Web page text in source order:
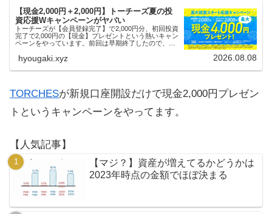
【現金2,000円＋2,000円】トーチーズ夏の投
資応援Wキャンペーンがヤバい
トーチーズが【会員登録完了】で2,000円分、初回投資
完了で2,000円の【現金】プレゼントという熱いキャン
ペーンをやっています。前回は早期終了したので、使
hyougaki.xyz 2026.08.08
TORCHESが新規口座開設だけで現金2,000円プレゼン
トというキャンペーンをやってます。
【人気記事】
【マジ？】資産が増えてるかどうかは
2023年時点の金額でほぼ決まる